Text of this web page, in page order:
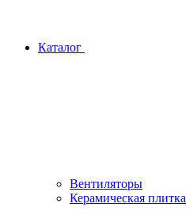
Каталог
Вентиляторы
Керамическая плитка